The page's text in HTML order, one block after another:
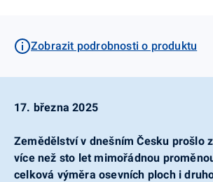
Zobrazit podrobnosti o produktu
17. března 2025
Zemědělství v dnešním Česku prošlo
více než sto let mimořádnou
celková výměra osevních ploch i